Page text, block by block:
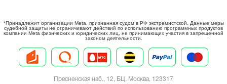
*Принадлежит организации Meta, признанная судом в РФ экстремистской. Данные меры
судебной защиты не ограничивают действий по использованию программных продуктов
компании Meta физических и юридических лиц, не принимающих участия в запрещенной
законом деятельности.
Пресненская наб., 12, БЦ, Москва, 123317